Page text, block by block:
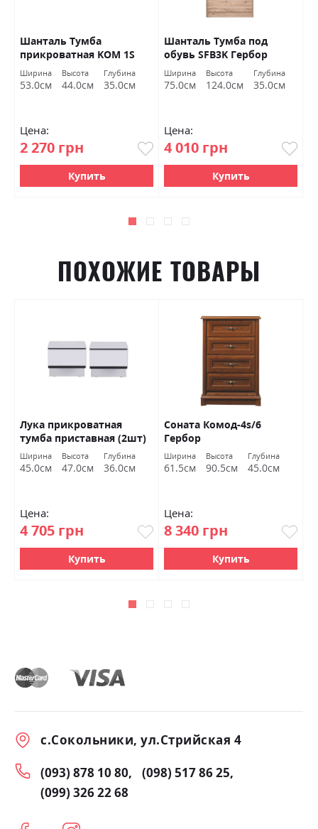
Шанталь Тумба
прикроватная KOM 1S
Гербор
Ширина
53.0см
Высота
44.0см
Глубина
35.0см
Цена:
2 270 грн
Купить
Шанталь Тумба под
обувь SFB3K Гербор
Ширина
75.0см
Высота
124.0см
Глубина
35.0см
Цена:
4 010 грн
Купить
ПОХОЖИЕ ТОВАРЫ
Лука прикроватная
тумба приставная (2шт)
белый глянец/антрацит
Миромарк
Ширина
45.0см
Высота
47.0см
Глубина
36.0см
Цена:
4 705 грн
Купить
Соната Комод-4s/6
Гербор
Ширина
61.5см
Высота
90.5см
Глубина
45.0см
Цена:
8 340 грн
Купить
с.Сокольники, ул.Стрийская 4
(093) 878 10 80
(098) 517 86 25
(099) 326 22 68